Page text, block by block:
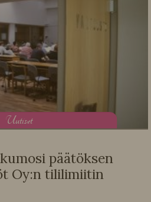
Uutiset
päätöksen
Oy:n tililimiitin